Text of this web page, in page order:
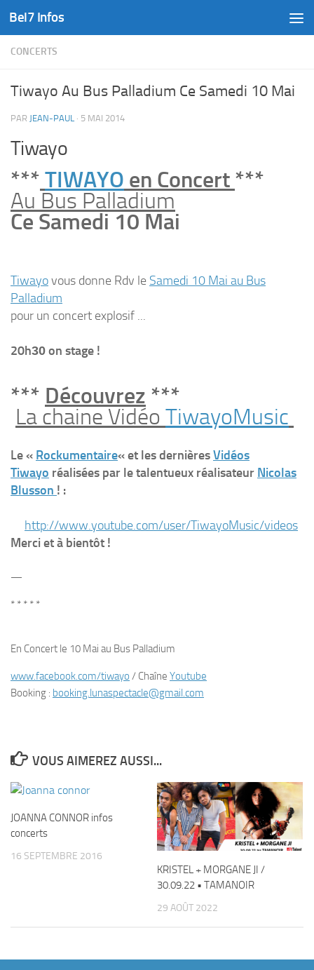
Skip to content
Bel7 Infos
CONCERTS
Tiwayo Au Bus Palladium Ce Samedi 10 Mai
PAR JEAN-PAUL · 5 MAI 2014
Tiwayo
*** TIWAYO en Concert ***
Au Bus Palladium
Ce Samedi 10 Mai
Tiwayovous donne Rdv le Samedi 10 Mai au Bus
Palladium
pour un concert explosif ...
20h30 on stage !
*** Découvrez ***
La chaine Vidéo TiwayoMusic
Le « Rockumentaire« et les dernièresVidéos
Tiwayo réalisées par le talentueux réalisateur Nicolas
Blusson ! :
http://www.youtube.com/user/TiwayoMusic/videos
Merci et à bientôt !
—
* * * * *
En Concert le 10 Mai au Bus Palladium
www.facebook.com/tiwayo / Chaîne Youtube
Booking : booking.lunaspectacle@gmail.com
VOUS AIMEREZ AUSSI...
JOANNA CONNOR infos
concerts
16 SEPTEMBRE 2016
KRISTEL + MORGANE JI /
30.09.22 • TAMANOIR
29 AOÛT 2022